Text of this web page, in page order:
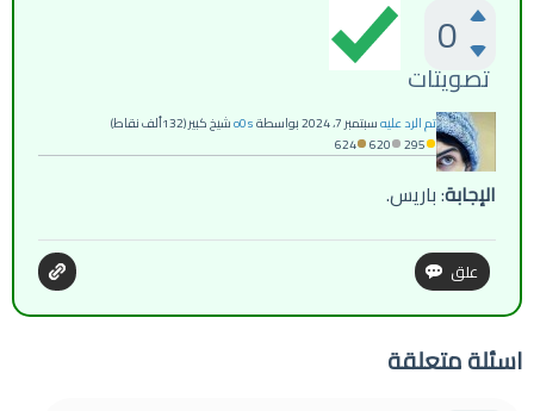
0
تصويتات
تم الرد عليهسبتمبر 7، 2024 بواسطةo0sشيخ كبير(132ألف
نقاط)
295
620
624
الإجابة: باريس.
اسئلة متعلقة